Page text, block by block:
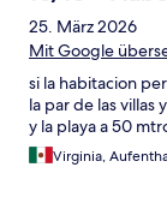
25. März 2026
Mit Google
si la habitacion
la par de las
y la playa a 50
Virginia,